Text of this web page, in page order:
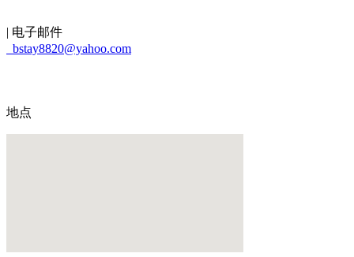
| 电子邮件
bstay8820@yahoo.com
地点